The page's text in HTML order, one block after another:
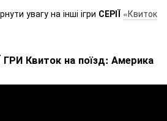
увагу на інші ігри СЕРІЇ «Квиток
Квиток на поїзд: Америка